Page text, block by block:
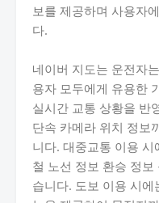
보를 제공하며 사용자
다.
네이버 지도는 운전자
용자 모두에게 유용한
실시간 교통 상황을 반
단속 카메라 위치 정보
니다. 대중교통 이용
철 노선 정보 환승 정
습니다. 도보 이용 시